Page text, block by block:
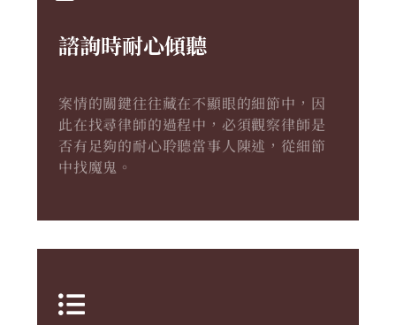
諮詢時耐心傾聽
案情的關鍵往往藏在不顯眼的細節中，因
此在找尋律師的過程中，必須觀察律師是
否有足夠的耐心聆聽當事人陳述，從細節
中找魔鬼。